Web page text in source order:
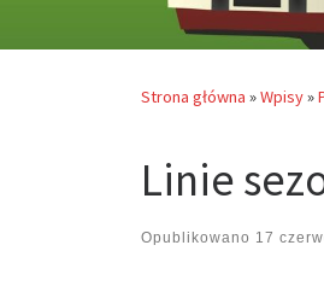
Strona główna »Wpisy»
Linie
Opublikowano 17